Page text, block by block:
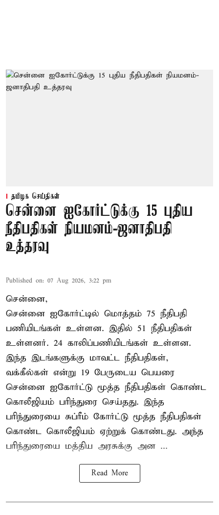
தமிழக செய்திகள்
சென்னை ஐகோர்ட்டுக்கு 15 புதிய
நீதிபதிகள் நியமனம்-ஜனாதிபதி
உத்தரவு
Published on: 07 Aug 2026, 3:22 pm
சென்னை,
சென்னை ஐகோர்ட்டில் மொத்தம் 75 நீதிபதி
பணியிடங்கள் உள்ளன. இதில் 51 நீதிபதிகள்
உள்ளனர். 24 காலிப்பணியிடங்கள் உள்ளன.
இந்த இடங்களுக்கு மாவட்ட நீதிபதிகள்,
வக்கீல்கள் என்று 19 பேருடைய பெயரை
சென்னை ஐகோர்ட்டு மூத்த நீதிபதிகள் கொண்ட
கொலீஜியம் பரிந்துரை செய்தது. இந்த
பரிந்துரையை சுப்ரீம் கோர்ட்டு மூத்த நீதிபதிகள்
கொண்ட கொலீஜியம் ஏற்றுக் கொண்டது. அந்த
பரிந்துரையை மத்திய அரசுக்கு அன ...
Read More